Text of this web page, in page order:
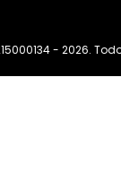
- 2026.